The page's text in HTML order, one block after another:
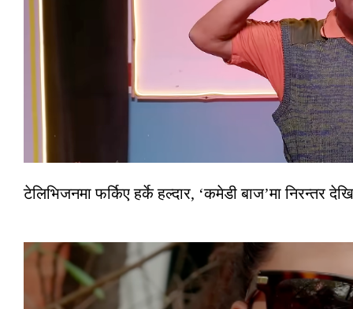
टेलिभिजनमा फर्किए हर्के हल्दार, ‘कमेडी बाज’मा निरन्तर